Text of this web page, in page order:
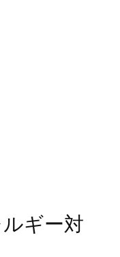
ギー対